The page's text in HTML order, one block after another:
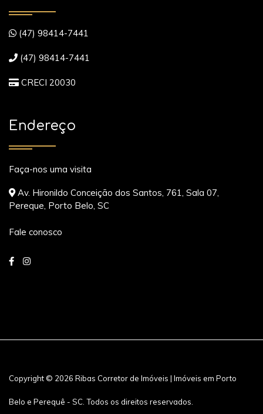
(47) 98414-7441
(47) 98414-7441
CRECI 20030
Endereço
Faça-nos uma visita
Av. Hironildo Conceição dos Santos, 761, Sala 07,
Pereque, Porto Belo, SC
Fale conosco
Copyright © 2026 Ribas Corretor de Imóveis | Imóveis em Porto
Belo e Perequê - SC. Todos os direitos reservados.